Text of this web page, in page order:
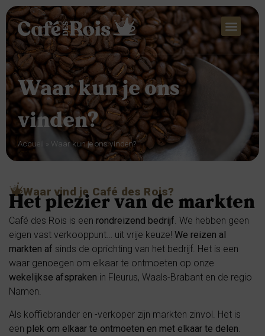
Waar kun je ons
vinden?
Accueil Waar kun je ons vinden?
Waar vind je Café des Rois?
Het plezier van de markten
Café des Rois is een rondreizend bedrijf. We hebben geen
eigen vast verkooppunt… uit vrije keuze! We reizen al
markten af sinds de oprichting van het bedrijf. Het is een
waar genoegen om elkaar te ontmoeten op onze
wekelijkse afspraken in Fleurus, Waals-Brabant en de regio
Namen.
Als koffiebrander en -verkoper zijn markten zinvol. Het is
een plek om elkaar te ontmoeten en met elkaar te delen